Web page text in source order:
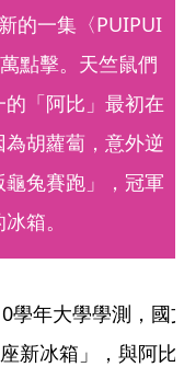
的一集〈PUIPUI
點擊。天竺鼠們
「阿比」最初在
胡蘿蔔，意外逆
兔賽跑」，冠軍
箱。
學年大學學測，國
新冰箱」，與阿比